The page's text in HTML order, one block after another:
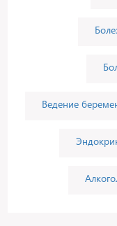
Ведение